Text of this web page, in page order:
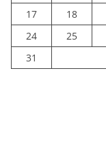
17
18
24
25
31